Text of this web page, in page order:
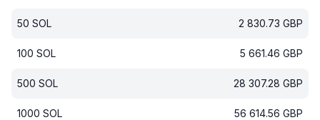
50 SOL 2 830.73 GBP
100 SOL 5 661.46 GBP
500 SOL 28 307.28 GBP
1000 SOL 56 614.56 GBP